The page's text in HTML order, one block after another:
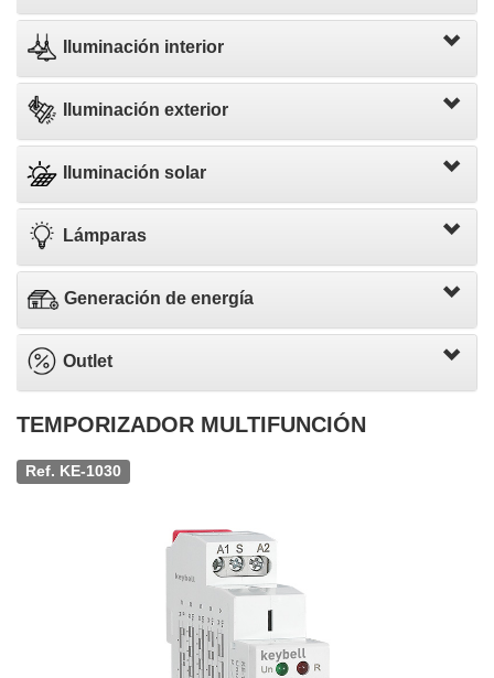
Iluminación interior
Iluminación exterior
Iluminación solar
Lámparas
Generación de energía
Outlet
TEMPORIZADOR MULTIFUNCIÓN
Ref. KE-1030